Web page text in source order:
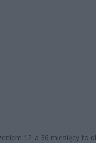
12 a 36 miesięcy to